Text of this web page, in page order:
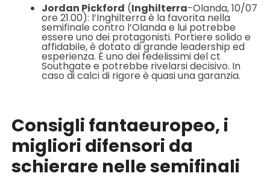
Jordan Pickford (Inghilterra-Olanda, 10/07
ore 21.00): l’Inghilterra è la favorita nella
semifinale contro l’Olanda e lui potrebbe
essere uno dei protagonisti. Portiere solido e
affidabile, è dotato di grande leadership ed
esperienza. È uno dei fedelissimi del ct
Southgate e potrebbe rivelarsi decisivo. In
caso di calci di rigore è quasi una garanzia.
Consigli fantaeuropeo, i
migliori difensori da
schierare nelle semifinali